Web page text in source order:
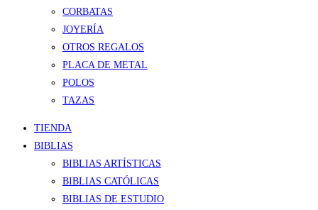
CORBATAS
JOYERÍA
OTROS REGALOS
PLACA DE METAL
POLOS
TAZAS
TIENDA
BIBLIAS
BIBLIAS ARTÍSTICAS
BIBLIAS CATÓLICAS
BIBLIAS DE ESTUDIO